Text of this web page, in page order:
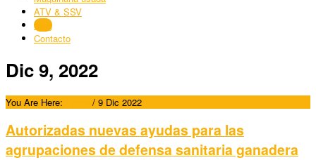
ATV & SSV
Blog
Contacto
Dic 9, 2022
You Are Here: / 9 Dic 2022
Autorizadas nuevas ayudas para las
agrupaciones de defensa sanitaria ganadera